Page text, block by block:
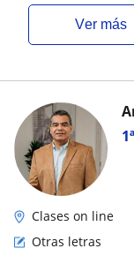
ver más
Clases on line
Otras letras